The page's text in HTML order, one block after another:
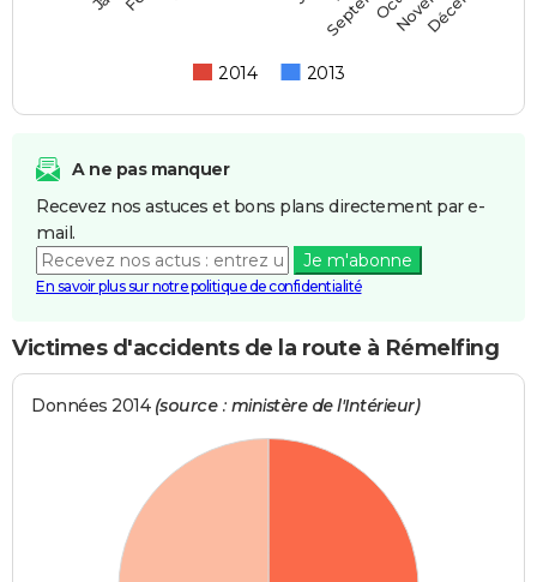
2014 2013
A ne pas manquer
Recevez nos astuces et bons plans directement par e-
mail.
Je m'abonne
En savoir plus sur notre politique de confidentialité
Victimes d'accidents de la route à Rémelfing
Données 2014 (source : ministère de l'Intérieur)